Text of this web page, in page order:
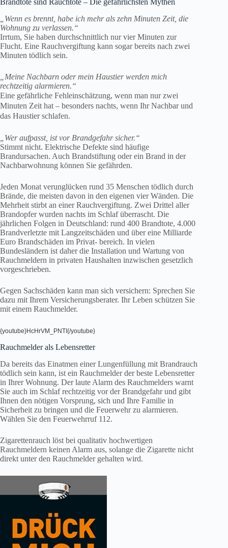
Brandtote sind Rauchtote – Die gefährlichsten Mythen
„Wenn es brennt, habe ich mehr als zehn Minuten Zeit, die
Wohnung zu verlassen.“
Irrtum, Sie haben durchschnittlich nur vier Minuten zur
Flucht. Eine Rauchvergiftung kann sogar bereits nach zwei
Minuten tödlich sein.
„Meine Nachbarn oder mein Haustier werden mich
rechtzeitig alarmieren.“
Eine gefährliche Fehleinschätzung, wenn man nur zwei
Minuten Zeit hat – besonders nachts, wenn Ihr Nachbar und
das Haustier schlafen.
„Wer aufpasst, ist vor Brandgefahr sicher.“
Stimmt nicht. Elektrische Defekte sind häufige
Brandursachen. Auch Brandstiftung oder ein Brand in der
Nachbarwohnung können Sie gefährden.
Jeden Monat verunglücken rund 35 Menschen tödlich durch
Brände, die meisten davon in den eigenen vier Wänden. Die
Mehrheit stirbt an einer Rauchvergiftung. Zwei Drittel aller
Brandopfer wurden nachts im Schlaf überrascht. Die
jährlichen Folgen in Deutschland: rund 400 Brandtote, 4.000
Brandverletzte mit Langzeitschäden und über eine Milliarde
Euro Brandschäden im Privat- bereich. In vielen
Bundesländern ist daher die Installation und Wartung von
Rauchmeldern in privaten Haushalten inzwischen gesetzlich
vorgeschrieben.
Gegen Sachschäden kann man sich versichern: Sprechen Sie
dazu mit Ihrem Versicherungsberater. Ihr Leben schützen Sie
mit einem Rauchmelder.
{youtube}HcHrVM_PNTI{/youtube}
Rauchmelder als Lebensretter
Da bereits das Einatmen einer Lungenfüllung mit Brandrauch
tödlich sein kann, ist ein Rauchmelder der beste Lebensretter
in Ihrer Wohnung. Der laute Alarm des Rauchmelders warnt
Sie auch im Schlaf rechtzeitig vor der Brandgefahr und gibt
Ihnen den nötigen Vorsprung, sich und Ihre Familie in
Sicherheit zu bringen und die Feuerwehr zu alarmieren.
Wählen Sie den Feuerwehrruf 112.
Zigarettenrauch löst bei qualitativ hochwertigen
Rauchmeldern keinen Alarm aus, solange die Zigarette nicht
direkt unter den Rauchmelder gehalten wird.